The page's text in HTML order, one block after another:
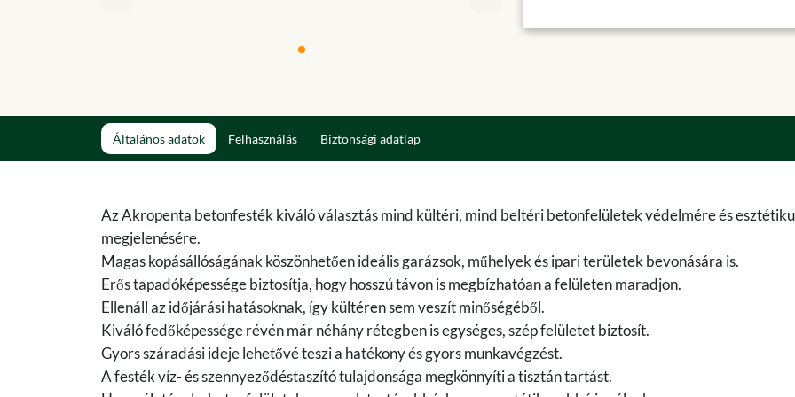
Általános adatok Felhasználás Biztonsági adatlap
Az Akropenta betonfesték kiváló választás mind kültéri, mind beltéri betonfelületek védelmére és
megjelenésére.
Magas kopásállóságának köszönhetően ideális garázsok, műhelyek és ipari területek bevonására is.
Erős tapadóképessége biztosítja, hogy hosszú távon is megbízhatóan a felületen maradjon.
Ellenáll az időjárási hatásoknak, így kültéren sem veszít minőségéből.
Kiváló fedőképessége révén már néhány rétegben is egységes, szép felületet biztosít.
Gyors száradási ideje lehetővé teszi a hatékony és gyors munkavégzést.
A festék víz- és szennyeződéstaszító tulajdonsága megkönnyíti a tisztán tartást.